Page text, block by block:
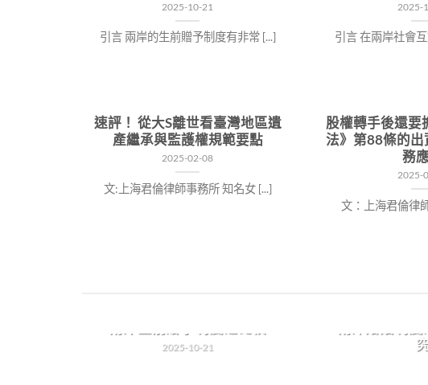
2025-10-21
引言 兩岸的生前贈予制度有非常 [...]
2025-
引言 在兩岸社會
速評！ 從大S離世看臺灣地區遺
產繼承與監護權規範要點
2025-02-08
文:上海君倫律師事務所 知名女 [...]
股權轉手後還要
法》第88條的
務
2025-
文：上海君倫律
2025-10-21